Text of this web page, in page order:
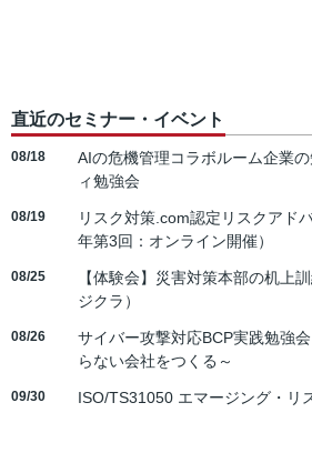
直近のセミナー・イベント
08/18
AIの危機管理コラボルーム企業
ィ勉強会
08/19
リスク対策.com認定リスクアド
年第3回：オンライン開催）
08/25
【体験会】災害対策本部の机上
ジクラ）
08/26
サイバー攻撃対応BCP実践勉強
らない会社をつくる～
09/30 ISO/TS31050 エマージング・リ